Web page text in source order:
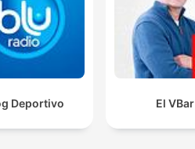
Deportivo El VBar